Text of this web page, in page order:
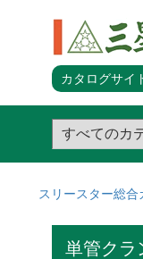
カタログサイ
スリースター総合
単管クラ